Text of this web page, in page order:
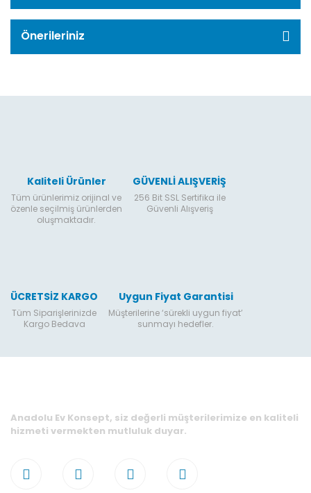
Önerileriniz
Kaliteli Ürünler
Tüm ürünlerimiz orijinal ve
özenle seçilmiş ürünlerden
oluşmaktadır.
GÜVENLİ ALIŞVERİŞ
256 Bit SSL Sertifika ile
Güvenli Alışveriş
ÜCRETSİZ KARGO
Tüm Siparişlerinizde
Kargo Bedava
Uygun Fiyat Garantisi
Müşterilerine ‘sürekli uygun fiyat’
sunmayı hedefler.
Anadolu Ev Konsept, siz değerli müşterilerimize en kaliteli
hizmeti vermekten mutluluk duyar.